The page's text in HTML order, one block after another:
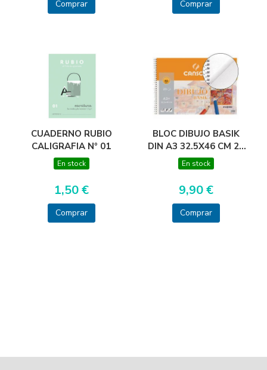
Comprar Comprar
CUADERNO RUBIO
CALIGRAFIA Nº 01
En stock
1,50 €
Comprar
BLOC DIBUJO BASIK
DIN A3 32.5X46 CM 20
HOJAS DE 150
GRAMOS
En stock
9,90 €
Comprar